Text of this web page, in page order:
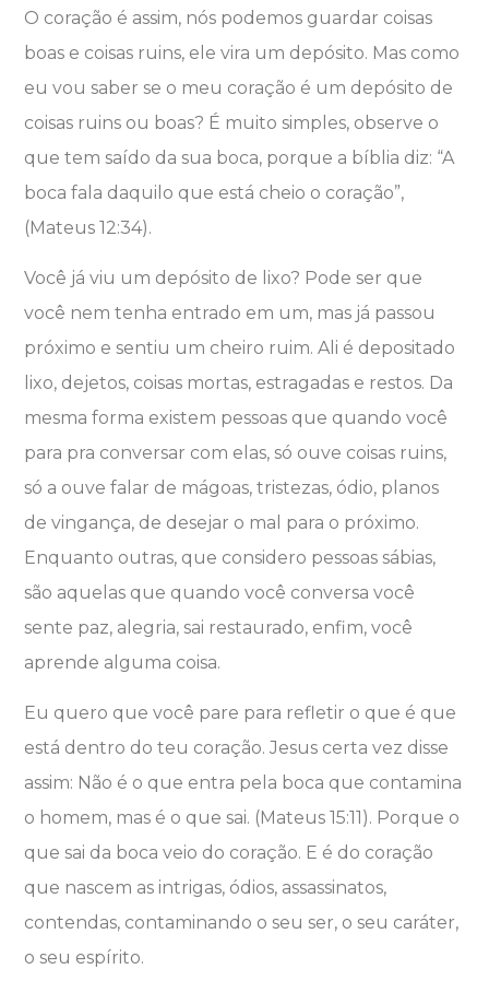
O coração é assim, nós podemos guardar coisas
boas e coisas ruins, ele vira um depósito. Mas como
eu vou saber se o meu coração é um depósito de
coisas ruins ou boas? É muito simples, observe o
que tem saído da sua boca, porque a bíblia diz: “A
boca fala daquilo que está cheio o coração”,
(Mateus 12:34).
Você já viu um depósito de lixo? Pode ser que
você nem tenha entrado em um, mas já passou
próximo e sentiu um cheiro ruim. Ali é depositado
lixo, dejetos, coisas mortas, estragadas e restos. Da
mesma forma existem pessoas que quando você
para pra conversar com elas, só ouve coisas ruins,
só a ouve falar de mágoas, tristezas, ódio, planos
de vingança, de desejar o mal para o próximo.
Enquanto outras, que considero pessoas sábias,
são aquelas que quando você conversa você
sente paz, alegria, sai restaurado, enfim, você
aprende alguma coisa.
Eu quero que você pare para refletir o que é que
está dentro do teu coração. Jesus certa vez disse
assim: Não é o que entra pela boca que contamina
o homem, mas é o que sai. (Mateus 15:11). Porque o
que sai da boca veio do coração. E é do coração
que nascem as intrigas, ódios, assassinatos,
contendas, contaminando o seu ser, o seu caráter,
o seu espírito.